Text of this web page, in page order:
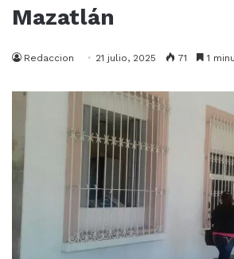
Mazatlán
Redaccion 21 julio, 2025 71 1